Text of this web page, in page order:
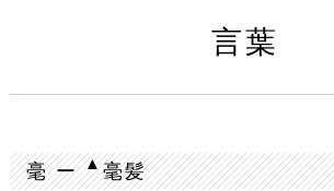
言葉
毫 ー▲毫髪